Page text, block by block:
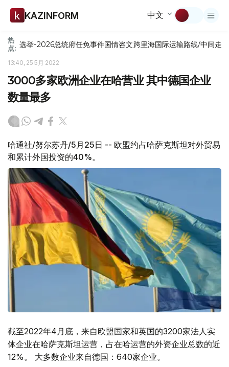
KAZINFORM 中文
热
点: 选举-2026总统府任免事件国情咨文跨里海国际运输路线/中间走廊
13:40, 25 5月 2022
3000多家欧洲企业在哈营业 其中德国企业
数量最多
哈通社/努尔苏丹/5月25日 -- 欧盟约占哈萨克斯坦对外贸易
和累计外国投资的40%。
截至2022年4月底，来自欧盟国家和英国的3200家法人实
体企业在哈萨克斯坦运营，占在哈运营的外资企业总数的近
12%。 大多数企业来自德国：640家企业。